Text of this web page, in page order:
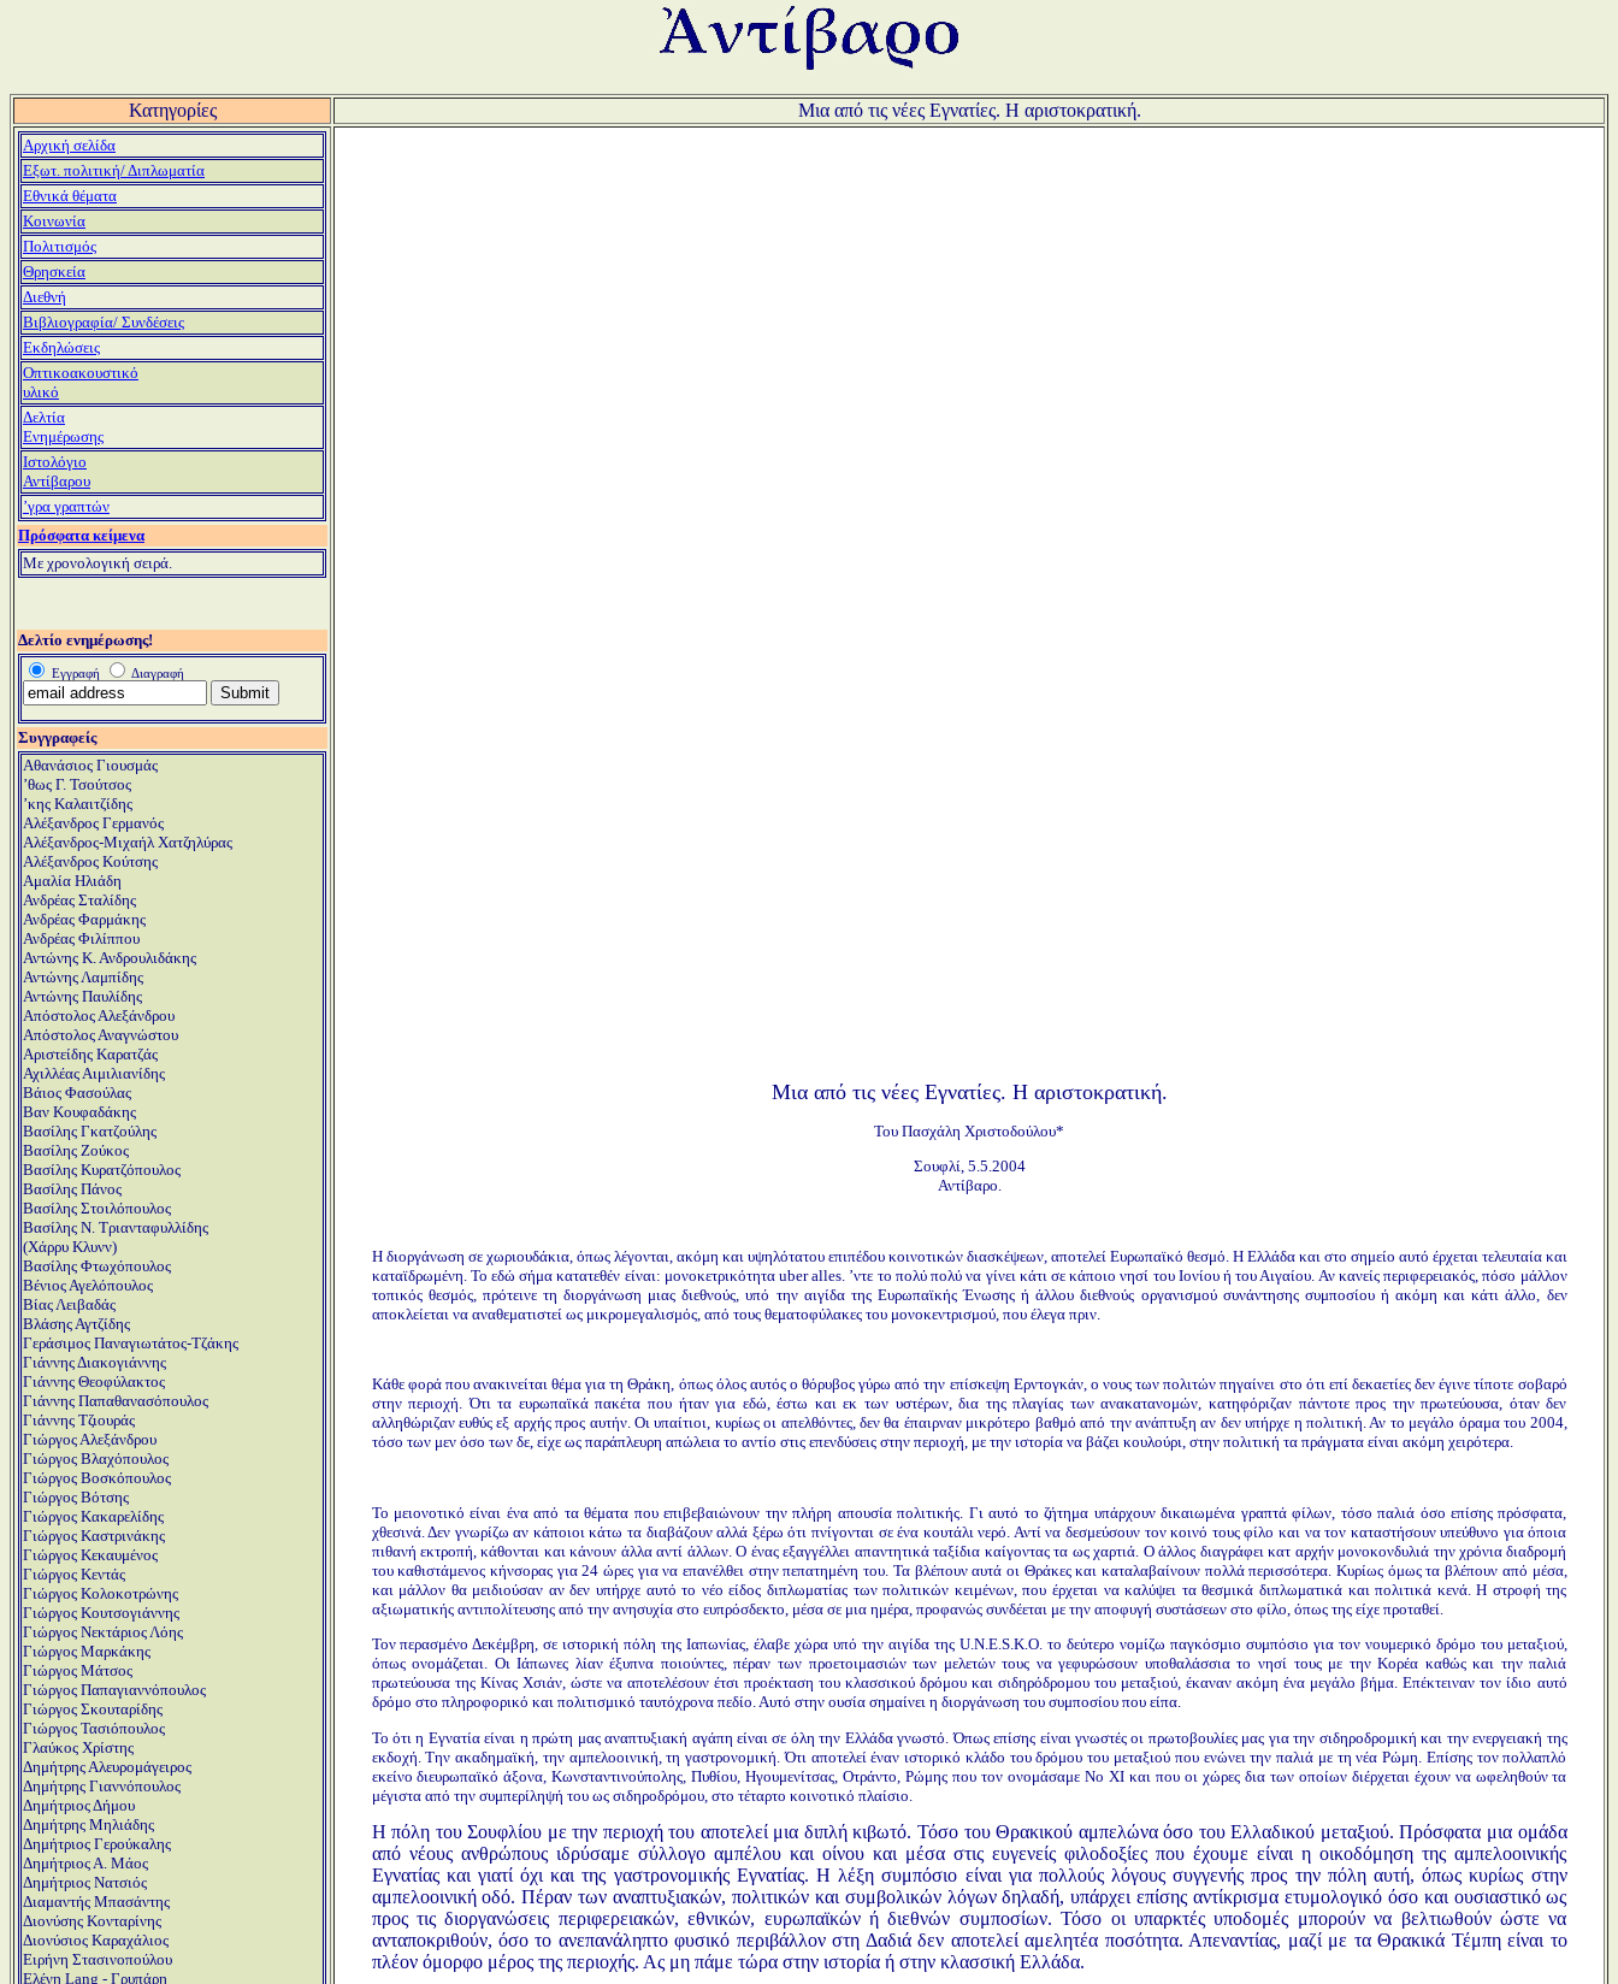
Κατηγορίες Μια από τις νέες Εγνατίες. Η αριστοκρατική.
Αρχική σελίδα
Εξωτ. πολιτική/ Διπλωματία
Εθνικά θέματα
Κοινωνία
Πολιτισμός
Θρησκεία
Διεθνή
Βιβλιογραφία/ Συνδέσεις
Εκδηλώσεις
Οπτικοακουστικό
υλικό
Δελτία
Ενημέρωσης
Ιστολόγιο
Αντίβαρου
ʼγρα γραπτών
Πρόσφατα κείμενα
Με χρονολογική σειρά.
Δελτίο ενημέρωσης!
Εγγραφή Διαγραφή
Συγγραφείς
Αθανάσιος Γιουσμάς
ʼθως Γ. Τσούτσος
ʼκης Καλαιτζίδης
Αλέξανδρος Γερμανός
Αλέξανδρος-Μιχαήλ Χατζηλύρας
Αλέξανδρος Κούτσης
Αμαλία Ηλιάδη
Ανδρέας Σταλίδης
Ανδρέας Φαρμάκης
Ανδρέας Φιλίππου
Αντώνης Κ. Ανδρουλιδάκης
Αντώνης Λαμπίδης
Αντώνης Παυλίδης
Απόστολος Αλεξάνδρου
Απόστολος Αναγνώστου
Αριστείδης Καρατζάς
Αχιλλέας Αιμιλιανίδης
Βάιος Φασούλας
Βαν Κουφαδάκης
Βασίλης Γκατζούλης
Βασίλης Ζούκος
Βασίλης Κυρατζόπουλος
Βασίλης Πάνος
Βασίλης Στοιλόπουλος
Βασίλης Ν. Τριανταφυλλίδης
(Χάρρυ Κλυνν)
Βασίλης Φτωχόπουλος
Βένιος Αγελόπουλος
Βίας Λειβαδάς
Βλάσης Αγτζίδης
Γεράσιμος Παναγιωτάτος-Τζάκης
Γιάννης Διακογιάννης
Γιάννης Θεοφύλακτος
Γιάννης Παπαθανασόπουλος
Γιάννης Τζιουράς
Γιώργος Αλεξάνδρου
Γιώργος Βλαχόπουλος
Γιώργος Βοσκόπουλος
Γιώργος Βότσης
Γιώργος Κακαρελίδης
Γιώργος Καστρινάκης
Γιώργος Κεκαυμένος
Γιώργος Κεντάς
Γιώργος Κολοκοτρώνης
Γιώργος Κουτσογιάννης
Γιώργος Νεκτάριος Λόης
Γιώργος Μαρκάκης
Γιώργος Μάτσος
Γιώργος Παπαγιαννόπουλος
Γιώργος Σκουταρίδης
Γιώργος Τασιόπουλος
Γλαύκος Χρίστης
Δημήτρης Αλευρομάγειρος
Δημήτρης Γιαννόπουλος
Δημήτριος Δήμου
Δημήτρης Μηλιάδης
Δημήτριος Γερούκαλης
Δημήτριος Α. Μάος
Δημήτριος Νατσιός
Διαμαντής Μπασάντης
Διονύσης Κονταρίνης
Διονύσιος Καραχάλιος
Ειρήνη Στασινοπούλου
Ελένη Lang - Γρυπάρη
Μια από τις νέες Εγνατίες. Η αριστοκρατική.
Του Πασχάλη Χριστοδούλου*
Σουφλί, 5.5.2004
Αντίβαρο.
Η διοργάνωση σε χωριουδάκια, όπως λέγονται, ακόμη και υψηλότατου επιπέδου κοινοτικών διασκέψεων, αποτελεί Ευρωπαϊκό θεσμό. Η Ελλάδα και στο σημείο αυτό έρχεται τελευταία και
καταϊδρωμένη. Το εδώ σήμα κατατεθέν είναι: μονοκετρικότητα uber alles. ʼντε το πολύ πολύ να γίνει κάτι σε κάποιο νησί του Ιονίου ή του Αιγαίου. Αν κανείς περιφερειακός, πόσο μάλλον
τοπικός θεσμός, πρότεινε τη διοργάνωση μιας διεθνούς, υπό την αιγίδα της Ευρωπαϊκής Ένωσης ή άλλου διεθνούς οργανισμού συνάντησης συμποσίου ή ακόμη και κάτι άλλο, δεν
αποκλείεται να αναθεματιστεί ως μικρομεγαλισμός, από τους θεματοφύλακες του μονοκεντρισμού, που έλεγα πριν.
Κάθε φορά που ανακινείται θέμα για τη Θράκη, όπως όλος αυτός ο θόρυβος γύρω από την επίσκεψη Ερντογκάν, ο νους των πολιτών πηγαίνει στο ότι επί δεκαετίες δεν έγινε τίποτε σοβαρό
στην περιοχή. Ότι τα ευρωπαϊκά πακέτα που ήταν για εδώ, έστω και εκ των υστέρων, δια της πλαγίας των ανακατανομών, κατηφόριζαν πάντοτε προς την πρωτεύουσα, όταν δεν
αλληθώριζαν ευθύς εξ αρχής προς αυτήν. Οι υπαίτιοι, κυρίως οι απελθόντες, δεν θα έπαιρναν μικρότερο βαθμό από την ανάπτυξη αν δεν υπήρχε η πολιτική. Αν το μεγάλο όραμα του 2004,
τόσο των μεν όσο των δε, είχε ως παράπλευρη απώλεια το αντίο στις επενδύσεις στην περιοχή, με την ιστορία να βάζει κουλούρι, στην πολιτική τα πράγματα είναι ακόμη χειρότερα.
Το μειονοτικό είναι ένα από τα θέματα που επιβεβαιώνουν την πλήρη απουσία πολιτικής. Γι αυτό το ζήτημα υπάρχουν δικαιωμένα γραπτά φίλων, τόσο παλιά όσο επίσης πρόσφατα,
χθεσινά. Δεν γνωρίζω αν κάποιοι κάτω τα διαβάζουν αλλά ξέρω ότι πνίγονται σε ένα κουτάλι νερό. Αντί να δεσμεύσουν τον κοινό τους φίλο και να τον καταστήσουν υπεύθυνο για όποια
πιθανή εκτροπή, κάθονται και κάνουν άλλα αντί άλλων. Ο ένας εξαγγέλλει απαντητικά ταξίδια καίγοντας τα ως χαρτιά. Ο άλλος διαγράφει κατ αρχήν μονοκονδυλιά την χρόνια διαδρομή
του καθιστάμενος κήνσορας για 24 ώρες για να επανέλθει στην πεπατημένη του. Τα βλέπουν αυτά οι Θράκες και καταλαβαίνουν πολλά περισσότερα. Κυρίως όμως τα βλέπουν από μέσα,
και μάλλον θα μειδιούσαν αν δεν υπήρχε αυτό το νέο είδος διπλωματίας των πολιτικών κειμένων, που έρχεται να καλύψει τα θεσμικά διπλωματικά και πολιτικά κενά. Η στροφή της
αξιωματικής αντιπολίτευσης από την ανησυχία στο ευπρόσδεκτο, μέσα σε μια ημέρα, προφανώς συνδέεται με την αποφυγή συστάσεων στο φίλο, όπως της είχε προταθεί.
Τον περασμένο Δεκέμβρη, σε ιστορική πόλη της Ιαπωνίας, έλαβε χώρα υπό την αιγίδα της U.N.E.S.K.O. το δεύτερο νομίζω παγκόσμιο συμπόσιο για τον νουμερικό δρόμο του μεταξιού,
όπως ονομάζεται. Οι Ιάπωνες λίαν έξυπνα ποιούντες, πέραν των προετοιμασιών των μελετών τους να γεφυρώσουν υποθαλάσσια το νησί τους με την Κορέα καθώς και την παλιά
πρωτεύουσα της Κίνας Χσιάν, ώστε να αποτελέσουν έτσι προέκταση του κλασσικού δρόμου και σιδηρόδρομου του μεταξιού, έκαναν ακόμη ένα μεγάλο βήμα. Επέκτειναν τον ίδιο αυτό
δρόμο στο πληροφορικό και πολιτισμικό ταυτόχρονα πεδίο. Αυτό στην ουσία σημαίνει η διοργάνωση του συμποσίου που είπα.
Το ότι η Εγνατία είναι η πρώτη μας αναπτυξιακή αγάπη είναι σε όλη την Ελλάδα γνωστό. Όπως επίσης είναι γνωστές οι πρωτοβουλίες μας για την σιδηροδρομική και την ενεργειακή της
εκδοχή. Την ακαδημαϊκή, την αμπελοοινική, τη γαστρονομική. Ότι αποτελεί έναν ιστορικό κλάδο του δρόμου του μεταξιού που ενώνει την παλιά με τη νέα Ρώμη. Επίσης τον πολλαπλό
εκείνο διευρωπαϊκό άξονα, Κωνσταντινούπολης, Πυθίου, Ηγουμενίτσας, Οτράντο, Ρώμης που τον ονομάσαμε No XI και που οι χώρες δια των οποίων διέρχεται έχουν να ωφεληθούν τα
μέγιστα από την συμπερίληψή του ως σιδηροδρόμου, στο τέταρτο κοινοτικό πλαίσιο.
Η πόλη του Σουφλίου με την περιοχή του αποτελεί μια διπλή κιβωτό. Τόσο του Θρακικού αμπελώνα όσο του Ελλαδικού μεταξιού. Πρόσφατα μια ομάδα
από νέους ανθρώπους ιδρύσαμε σύλλογο αμπέλου και οίνου και μέσα στις ευγενείς φιλοδοξίες που έχουμε είναι η οικοδόμηση της αμπελοοινικής
Εγνατίας και γιατί όχι και της γαστρονομικής Εγνατίας. Η λέξη συμπόσιο είναι για πολλούς λόγους συγγενής προς την πόλη αυτή, όπως κυρίως στην
αμπελοοινική οδό. Πέραν των αναπτυξιακών, πολιτικών και συμβολικών λόγων δηλαδή, υπάρχει επίσης αντίκρισμα ετυμολογικό όσο και ουσιαστικό ως
προς τις διοργανώσεις περιφερειακών, εθνικών, ευρωπαϊκών ή διεθνών συμποσίων. Τόσο οι υπαρκτές υποδομές μπορούν να βελτιωθούν ώστε να
ανταποκριθούν, όσο το ανεπανάληπτο φυσικό περιβάλλον στη Δαδιά δεν αποτελεί αμελητέα ποσότητα. Απεναντίας, μαζί με τα Θρακικά Τέμπη είναι το
πλέον όμορφο μέρος της περιοχής. Ας μη πάμε τώρα στην ιστορία ή στην κλασσική Ελλάδα.